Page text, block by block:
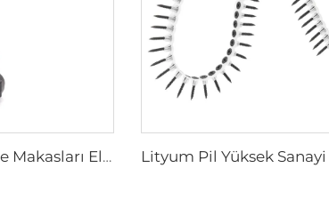
21V Lityumlu Kablosuz Bahçe Makasları Elektrikli Ağaç Budama Makasları Endüstriyel Sınıf 30MM Çelik Enerji Budama Makasları